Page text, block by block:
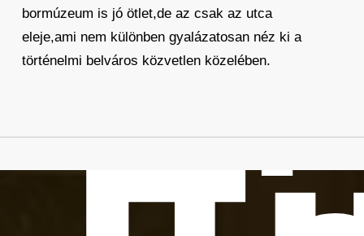
bormúzeum is jó ötlet,de az csak az utca
eleje,ami nem különben gyalázatosan néz ki a
történelmi belváros közvetlen közelében.